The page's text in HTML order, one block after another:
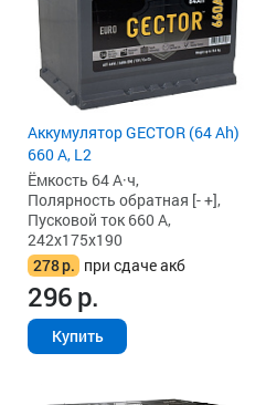
Аккумулятор GECTOR (64 Ah)
660 А, L2
Ёмкость 64 А·ч,
Полярность обратная [- +],
Пусковой ток 660 А,
242x175x190
278р. при сдаче акб
296р.
Купить